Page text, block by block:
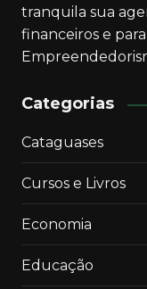
tranquila sua
financeiros e
Categorias
Cataguases
Cursos e Livros
Economia
Educação